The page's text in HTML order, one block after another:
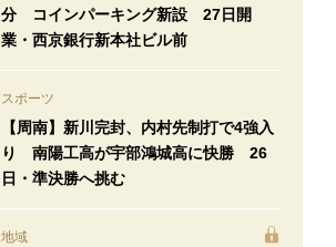
分 コインパーキング新設 27日開
業・西京銀行新本社ビル前
スポーツ
【周南】新川完封、内村先制打で4強入
り 南陽工高が宇部鴻城高に快勝 26
日・準決勝へ挑む
地域